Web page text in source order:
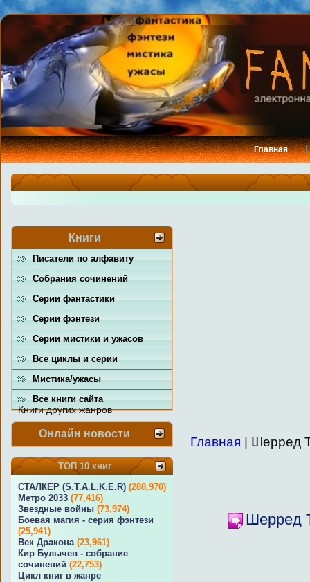
Главная
Книги
Писатели по алфавиту
Собрания сочинений
Серии фантастики
Серии фэнтези
Серии мистики и ужасов
Все циклы и серии
Мистика/ужасы
Все книги сайта
Книги других жанров
Онлайн новости
ТОП 10 книг
СТАЛКЕР (S.T.A.L.K.E.R) (288,970)
Метро 2033 (77,416)
Звездные войны (73,974)
Боевая магия - серия фэнтези
(25,941)
Век Дракона (23,961)
Кир Булычев - собрание
сочинений (22,753)
Цикл книг в жанре
Главная | Шерред
Шерред